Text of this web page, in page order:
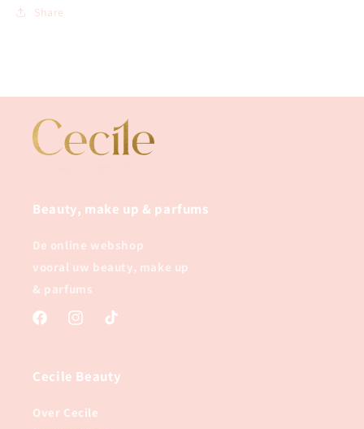
Share
Beauty, make up & parfums
De online webshop
vooral uw beauty, make up
& parfums
FacebookInstagramTikTok
Cecile Beauty
Over Cecile